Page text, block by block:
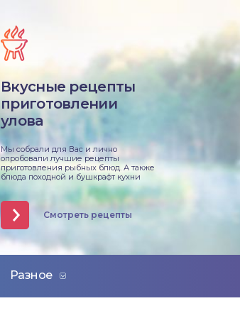
Разное
Вкусные рецепты
приготовлении
улова
Мы собрали для Вас и лично
опробовали лучшие рецепты
приготовления рыбных блюд. А также
блюда походной и бушкрафт кухни
Смотреть рецепты